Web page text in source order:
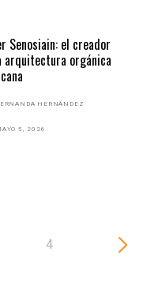
Senosiain: el creador
arquitectura orgánica
HERNÁNDEZ
5, 2026
4